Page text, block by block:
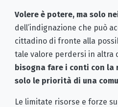
Volere è potere, ma solo
dell’indignazione che può
cittadino di fronte alla
tale valore perdersi in altra
bisogna fare i conti con la
solo le priorità di una
Le limitate risorse e forze